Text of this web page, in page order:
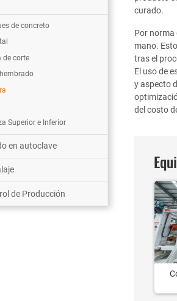
curado.
Por norma
mano.
tras el
El uso de
y aspecto
del costo
de concreto
de corte
Superior e Inferior
en autoclave
de Producción